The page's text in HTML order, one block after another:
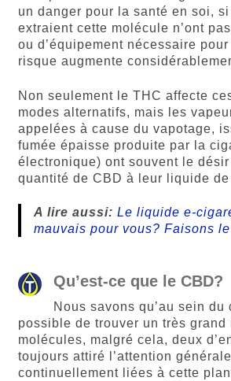
un danger pour la santé en soi,
extraient cette molécule n’ont
ou d’équipement nécessaire
risque augmente
Non seulement le THC affecte
modes alternatifs, mais les
appelées à cause du vapotage,
fumée épaisse produite par la
électronique) ont souvent le désir
quantité de CBD à leur liquide
A lire aussi: Le liquide e-
mauvais pour vous? Faisons
Qu’est-ce que le CBD?
Nous savons qu’au sein
possible de trouver un très grand
molécules, malgré cela, deux
toujours attiré l’attention
continuellement liées à cette